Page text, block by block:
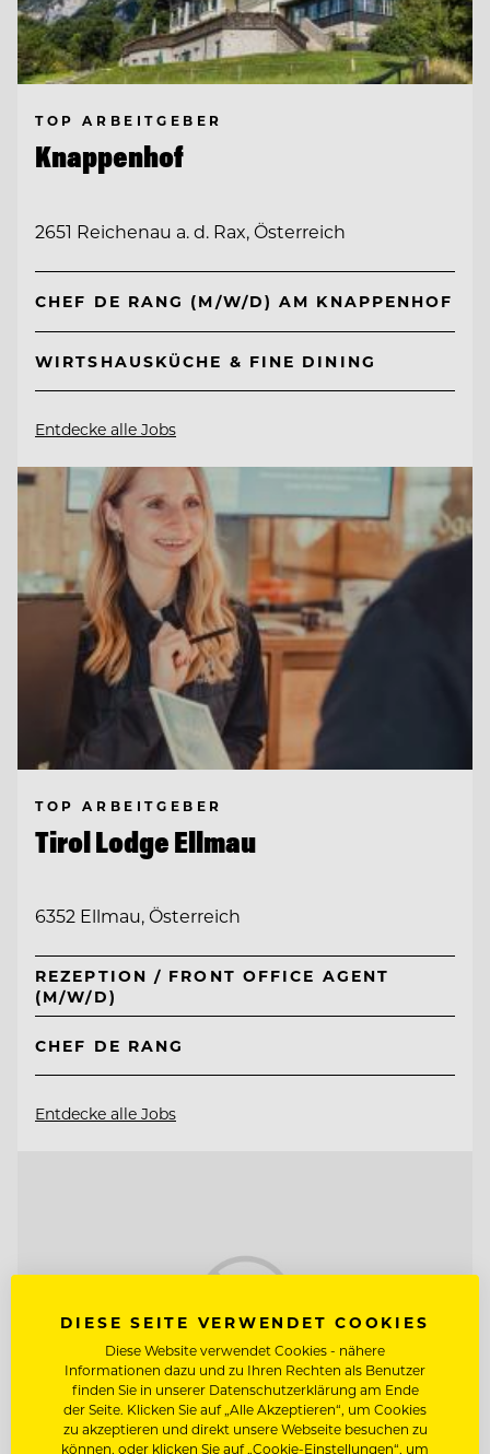
TOP ARBEITGEBER
Knappenhof
2651 Reichenau a. d. Rax, Österreich
CHEF DE RANG (M/W/D) AM KNAPPENHOF
WIRTSHAUSKÜCHE & FINE DINING
Entdecke alle Jobs
TOP ARBEITGEBER
Tirol Lodge Ellmau
6352 Ellmau, Österreich
REZEPTION / FRONT OFFICE AGENT
(M/W/D)
CHEF DE RANG
Entdecke alle Jobs
DIESE SEITE VERWENDET COOKIES
Diese Website verwendet Cookies - nähere
Informationen dazu und zu Ihren Rechten als Benutzer
finden Sie in unserer Datenschutzerklärung am Ende
der Seite. Klicken Sie auf „Alle Akzeptieren“, um Cookies
zu akzeptieren und direkt unsere Webseite besuchen zu
können, oder klicken Sie auf „Cookie-Einstellungen“, um